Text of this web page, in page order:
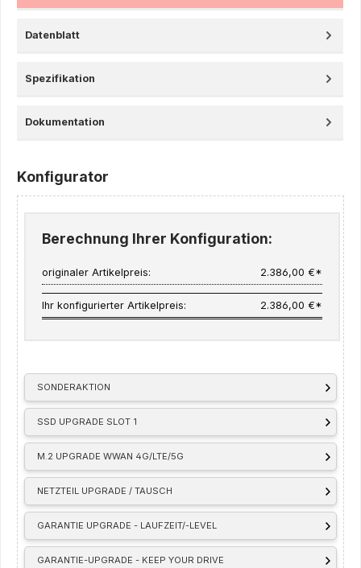
Datenblatt
Spezifikation
Dokumentation
Konfigurator
SONDERAKTION
SSD UPGRADE SLOT 1
M.2 UPGRADE WWAN 4G/LTE/5G
NETZTEIL UPGRADE / TAUSCH
GARANTIE UPGRADE - LAUFZEIT/-LEVEL
GARANTIE-UPGRADE - KEEP YOUR DRIVE
Berechnung Ihrer Konfiguration:
originaler Artikelpreis: 2.386,00 €*
Ihr konfigurierter Artikelpreis: 2.386,00 €*